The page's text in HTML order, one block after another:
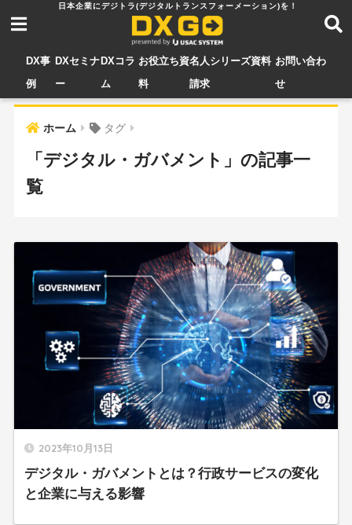
DX事
例
DXセミナ
ー
DXコラ
ム
お役立ち資
料
名人シリーズ資料
請求
お問い合わ
せ
ホーム タグ
「デジタル・ガバメント」の記事一
覧
2023年10月13日
デジタル・ガバメントとは？行政サービスの変化
と企業に与える影響